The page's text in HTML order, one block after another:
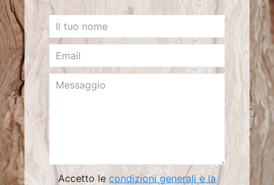
Accetto lecondizioni generali e la